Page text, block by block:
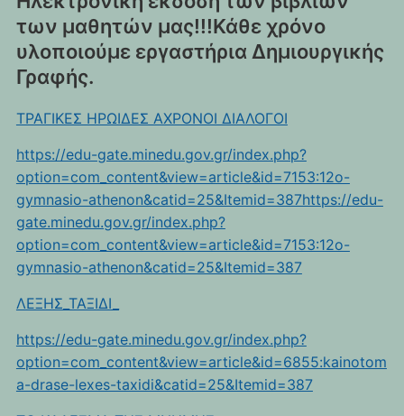
των μαθητών μας!!!Κάθε χρόνο
υλοποιούμε εργαστήρια Δημιουργικής
Γραφής.
ΤΡΑΓΙΚΕΣ ΗΡΩΙΔΕΣ ΑΧΡΟΝΟΙ ΔΙΑΛΟΓΟΙ
https://edu-gate.minedu.gov.gr/index.php?
option=com_content&view=article&id=7153:12o-
gymnasio-athenon&catid=25&Itemid=387https://edu-
gate.minedu.gov.gr/index.php?
option=com_content&view=article&id=7153:12o-
gymnasio-athenon&catid=25&Itemid=387
ΛΕΞΗΣ_ΤΑΞΙΔΙ_
https://edu-gate.minedu.gov.gr/index.php?
option=com_content&view=article&id=6855:kainotom
a-drase-lexes-taxidi&catid=25&Itemid=387